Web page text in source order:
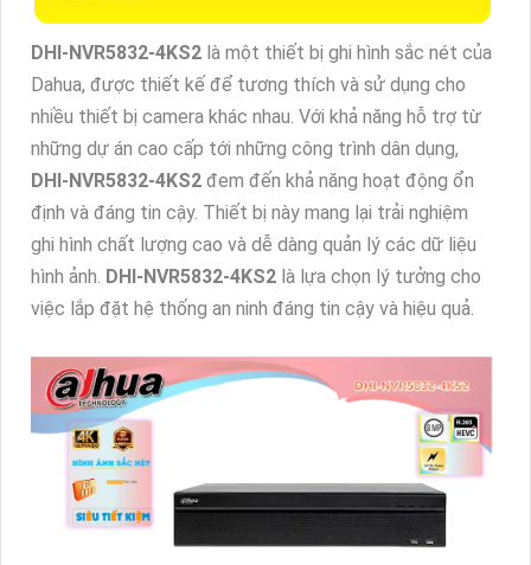
DHI-NVR5832-4KS2 là một thiết bị ghi hình sắc nét của
Dahua, được thiết kế để tương thích và sử dụng cho
nhiều thiết bị camera khác nhau. Với khả năng hỗ trợ từ
những dự án cao cấp tới những công trình dân dụng,
DHI-NVR5832-4KS2 đem đến khả năng hoạt động ổn
định và đáng tin cậy. Thiết bị này mang lại trải nghiệm
ghi hình chất lượng cao và dễ dàng quản lý các dữ liệu
hình ảnh. DHI-NVR5832-4KS2 là lựa chọn lý tưởng cho
việc lắp đặt hệ thống an ninh đáng tin cậy và hiệu quả.